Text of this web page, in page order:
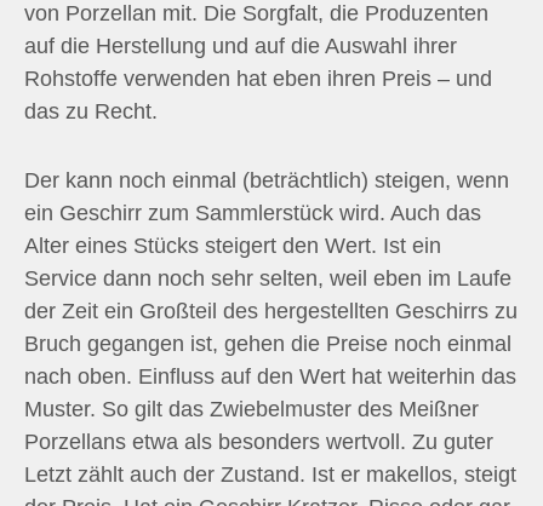
von Porzellan mit. Die Sorgfalt, die Produzenten
auf die Herstellung und auf die Auswahl ihrer
Rohstoffe verwenden hat eben ihren Preis – und
das zu Recht.
Der kann noch einmal (beträchtlich) steigen, wenn
ein Geschirr zum Sammlerstück wird. Auch das
Alter eines Stücks steigert den Wert. Ist ein
Service dann noch sehr selten, weil eben im Laufe
der Zeit ein Großteil des hergestellten Geschirrs zu
Bruch gegangen ist, gehen die Preise noch einmal
nach oben. Einfluss auf den Wert hat weiterhin das
Muster. So gilt das Zwiebelmuster des Meißner
Porzellans etwa als besonders wertvoll. Zu guter
Letzt zählt auch der Zustand. Ist er makellos, steigt